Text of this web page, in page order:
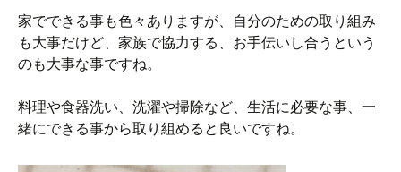
家でできる事も色々ありますが、自分のための取り組み
も大事だけど、家族で協力する、お手伝いし合うという
のも大事な事ですね。
料理や食器洗い、洗濯や掃除など、生活に必要な事、一
緒にできる事から取り組めると良いですね。